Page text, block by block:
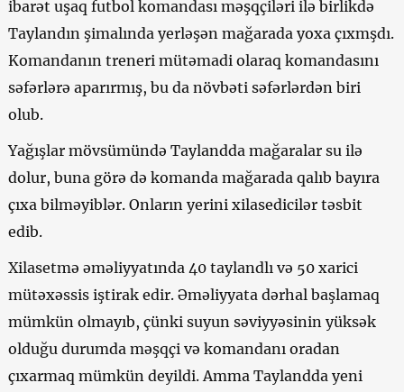
ibarət uşaq futbol komandası məşqçiləri ilə birlikdə
Taylandın şimalında yerləşən mağarada yoxa çıxmşdı.
Komandanın treneri mütəmadi olaraq komandasını
səfərlərə aparırmış, bu da növbəti səfərlərdən biri
olub.
Yağışlar mövsümündə Taylandda mağaralar su ilə
dolur, buna görə də komanda mağarada qalıb bayıra
çıxa bilməyiblər. Onların yerini xilasedicilər təsbit
edib.
Xilasetmə əməliyyatında 40 taylandlı və 50 xarici
mütəxəssis iştirak edir. Əməliyyata dərhal başlamaq
mümkün olmayıb, çünki suyun səviyyəsinin yüksək
olduğu durumda məşqçi və komandanı oradan
çıxarmaq mümkün deyildi. Amma Taylandda yeni